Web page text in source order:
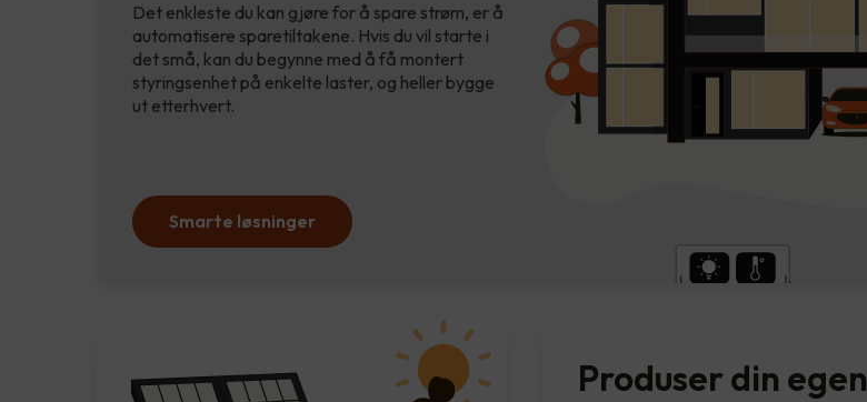
Det enkleste du kan gjøre for å spare strøm, er å
automatisere sparetiltakene. Hvis du vil starte i
det små, kan du begynne med å få montert
styringsenhet på enkelte laster, og heller bygge
ut etterhvert.
Smarte løsninger
Produser din egen